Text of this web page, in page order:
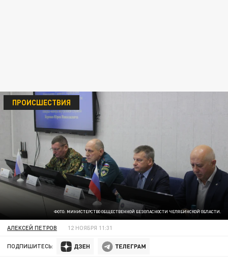
ФОТО: МИНИСТЕРСТВО ОБЩЕСТВЕННОЙ БЕЗОПАСНОСТИ ЧЕЛЯБИНСКОЙ ОБЛАСТИ.
ПРОИСШЕСТВИЯ
АЛЕКСЕЙ ПЕТРОВ 12 НОЯБРЯ 11:31
ПОДПИШИТЕСЬ: